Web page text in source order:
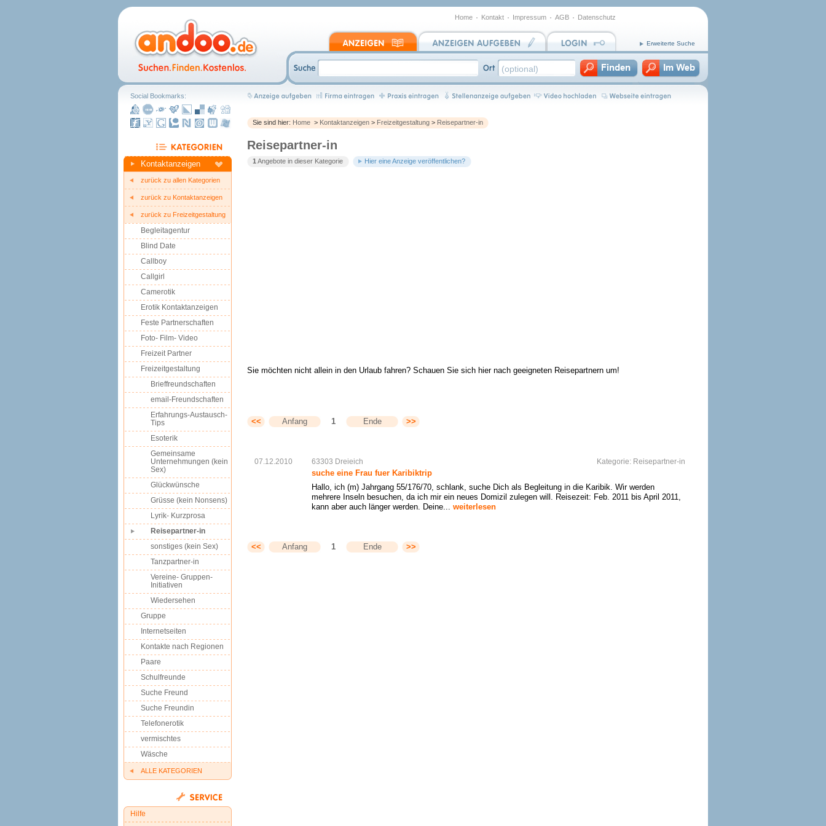
Home Kontakt Impressum AGB Datenschutz
Erweiterte Suche
Sie sind hier: Home > Kontaktanzeigen > Freizeitgestaltung > Reisepartner-in
Reisepartner-in
1 Angebote in dieser Kategorie Hier eine Anzeige veröffentlichen?
Sie möchten nicht allein in den Urlaub fahren? Schauen Sie sich hier nach geeigneten Reisepartnern um!
<< Anfang 1 Ende >>
07.12.2010 63303 Dreieich Kategorie: Reisepartner-in
suche eine Frau fuer Karibiktrip
Hallo, ich (m) Jahrgang 55/176/70, schlank, suche Dich als Begleitung in die Karibik. Wir werden
mehrere Inseln besuchen, da ich mir ein neues Domizil zulegen will. Reisezeit: Feb. 2011 bis April 2011,
kann aber auch länger werden. Deine... weiterlesen
<< Anfang 1 Ende >>
Social Bookmarks:
Kontaktanzeigen
zurück zu allen Kategorien
zurück zu Kontaktanzeigen
zurück zu Freizeitgestaltung
Begleitagentur
Blind Date
Callboy
Callgirl
Camerotik
Erotik Kontaktanzeigen
Feste Partnerschaften
Foto- Film- Video
Freizeit Partner
Freizeitgestaltung
Brieffreundschaften
email-Freundschaften
Erfahrungs-Austausch-
Tips
Esoterik
Gemeinsame
Unternehmungen (kein
Sex)
Glückwünsche
Grüsse (kein Nonsens)
Lyrik- Kurzprosa
Reisepartner-in
sonstiges (kein Sex)
Tanzpartner-in
Vereine- Gruppen-
Initiativen
Wiedersehen
Gruppe
Internetseiten
Kontakte nach Regionen
Paare
Schulfreunde
Suche Freund
Suche Freundin
Telefonerotik
vermischtes
Wäsche
ALLE KATEGORIEN
Hilfe